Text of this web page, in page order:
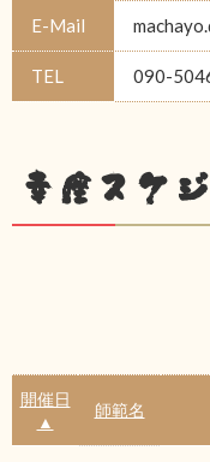
E-Mail
TEL 090-
幸座スケ
開催日
▲
師範名